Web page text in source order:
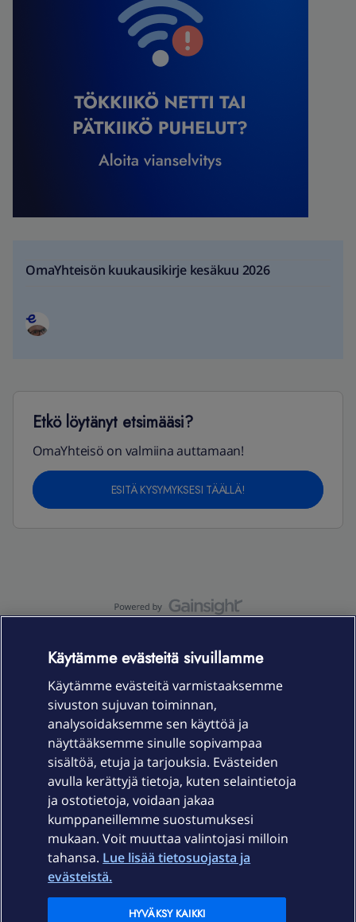
OmaYhteisön kuukausikirje kesäkuu 2026
Etkö löytänyt etsimääsi?
OmaYhteisö on valmiina auttamaan!
ESITÄ KYSYMYKSESI TÄÄLLÄ!
Laitteet & liittymät
Palvelut
Ajankohtaista
Elisa Oyj
Käytämme evästeitä sivuillamme
Käytämme evästeitä varmistaaksemme
sivuston sujuvan toiminnan,
analysoidaksemme sen käyttöä ja
näyttääksemme sinulle sopivampaa
sisältöä, etuja ja tarjouksia. Evästeiden
avulla kerättyjä tietoja, kuten selaintietoja
ja ostotietoja, voidaan jakaa
kumppaneillemme suostumuksesi
mukaan. Voit muuttaa valintojasi milloin
tahansa. Lue lisää tietosuojasta ja
evästeistä.
HYVÄKSY KAIKKI